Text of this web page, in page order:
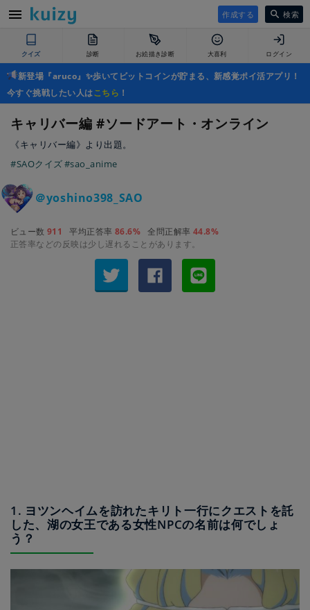
作成する 検索
クイズ 診断 お絵描き診断 大喜利 ログイン
新登場『aruco』✨歩いてビットコインが貯まる、新感覚ポイ活アプリ！
今すぐ挑戦したい人はこちら ！
キャリバー編 #ソードアート・オンライン
《キャリバー編》より出題。
#SAOクイズ#sao_anime
＠yoshino398_SAO
ビュー数 911 平均正答率 86.6% 全問正解率 44.8%
正答率などの反映は少し遅れることがあります。
1. ヨツンヘイムを訪れたキリト一行にクエストを託
した、湖の女王である女性NPCの名前は何でしょ
う？